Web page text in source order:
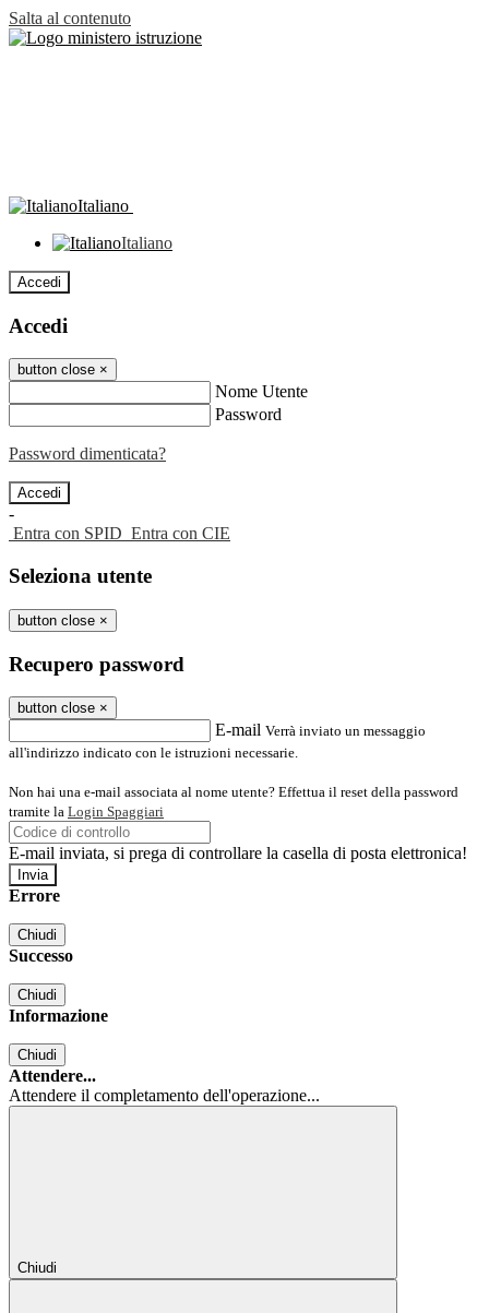
Salta al contenuto
Italiano
Italiano
Accedi
Accedi
button close ×
Nome Utente
Password
Password dimenticata?
-
Entra con SPID Entra con CIE
Seleziona utente
button close ×
Recupero password
button close ×
E-mail Verrà inviato un messaggio
all'indirizzo indicato con le istruzioni necessarie.
Non hai una e-mail associata al nome utente? Effettua il reset della password
tramite la Login Spaggiari
E-mail inviata, si prega di controllare la casella di posta elettronica!
Errore
Chiudi
Successo
Chiudi
Informazione
Chiudi
Attendere...
Attendere il completamento dell'operazione...
Chiudi